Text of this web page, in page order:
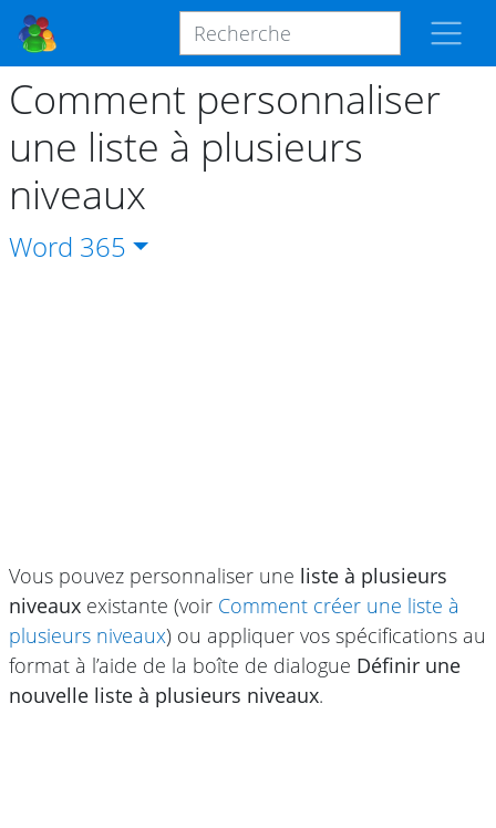
Comment personnaliser
une liste à plusieurs
niveaux
Word 365
Vous pouvez personnaliser une liste à plusieurs
niveaux existante (voir Comment créer une liste à
plusieurs niveaux) ou appliquer vos spécifications au
format à l’aide de la boîte de dialogue Définir une
nouvelle liste à plusieurs niveaux.